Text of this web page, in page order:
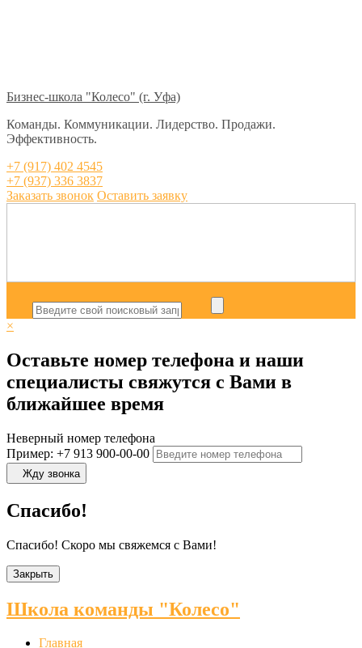
Бизнес-школа "Колесо" (г. Уфа)
Команды. Коммуникации. Лидерство. Продажи.
Эффективность.
+7 (917) 402 4545
+7 (937) 336 3837
Заказать звонок Оставить заявку
×
Оставьте номер телефона и наши
специалисты свяжутся с Вами в
ближайшее время
Неверный номер телефона
Пример: +7 913 900-00-00
Жду звонка
Спасибо!
Спасибо! Скоро мы свяжемся с Вами!
Закрыть
Школа команды "Колесо"
Главная